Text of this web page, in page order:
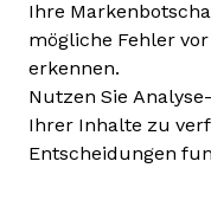
Ihre
mögliche Fehler
erkennen.
Nutzen Sie
Ihrer Inhalte zu
Entscheidungen